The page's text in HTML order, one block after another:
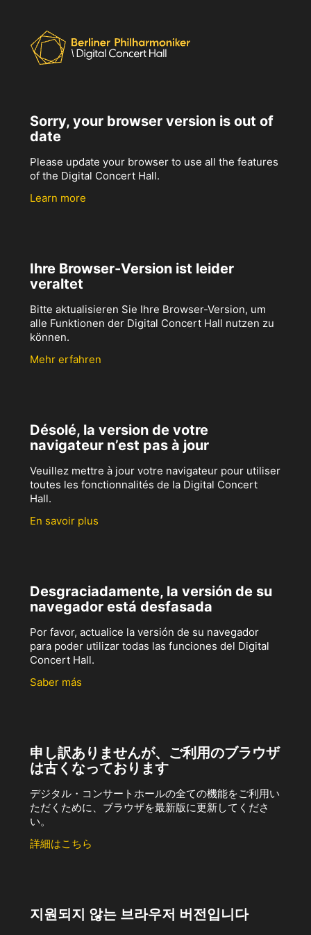
Sorry, your browser version is out of
date
Please update your browser to use all the features
of the Digital Concert Hall.
Learn more
Ihre Browser-Version ist leider
veraltet
Bitte aktualisieren Sie Ihre Browser-Version, um
alle Funktionen der Digital Concert Hall nutzen zu
können.
Mehr erfahren
Désolé, la version de votre
navigateur n’est pas à jour
Veuillez mettre à jour votre navigateur pour utiliser
toutes les fonctionnalités de la Digital Concert
Hall.
En savoir plus
Desgraciadamente, la versión de su
navegador está desfasada
Por favor, actualice la versión de su navegador
para poder utilizar todas las funciones del Digital
Concert Hall.
Saber más
申し訳ありませんが、ご利用のブラウザ
は古くなっております
デジタル・コンサートホールの全ての機能をご利用い
ただくために、ブラウザを最新版に更新してくださ
い。
詳細はこちら
지원되지 않는 브라우저 버전입니다